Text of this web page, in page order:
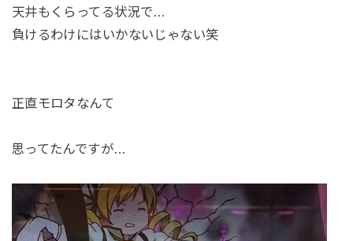
天井もくらってる状況で…
負けるわけにはいかないじゃない笑
正直モロタなんて
思ってたんですが…